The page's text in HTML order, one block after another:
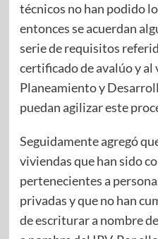
técnicos no han podido
entonces se acuerdan
serie de requisitos
certificado de avalúo y al
Planeamiento y
puedan agilizar este
Seguidamente agregó
viviendas que han sido
pertenecientes a
privadas y que no han
de escriturar a nombre